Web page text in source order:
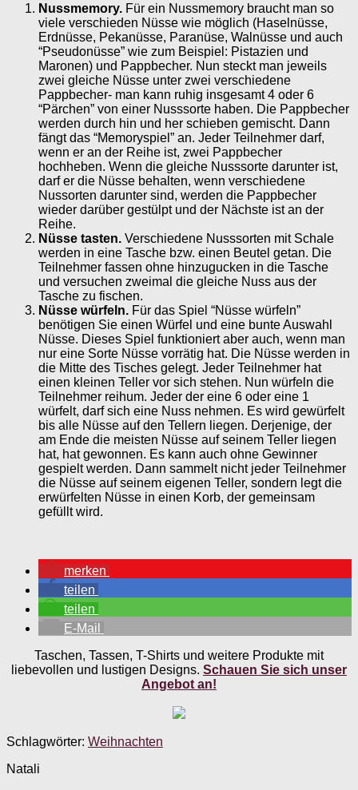
Nussmemory. Für ein Nussmemory braucht man so
viele verschieden Nüsse wie möglich (Haselnüsse,
Erdnüsse, Pekanüsse, Paranüse, Walnüsse und auch
“Pseudonüsse” wie zum Beispiel: Pistazien und
Maronen) und Pappbecher. Nun steckt man jeweils
zwei gleiche Nüsse unter zwei verschiedene
Pappbecher- man kann ruhig insgesamt 4 oder 6
“Pärchen” von einer Nusssorte haben. Die Pappbecher
werden durch hin und her schieben gemischt. Dann
fängt das “Memoryspiel” an. Jeder Teilnehmer darf,
wenn er an der Reihe ist, zwei Pappbecher
hochheben. Wenn die gleiche Nusssorte darunter ist,
darf er die Nüsse behalten, wenn verschiedene
Nussorten darunter sind, werden die Pappbecher
wieder darüber gestülpt und der Nächste ist an der
Reihe.
Nüsse tasten. Verschiedene Nusssorten mit Schale
werden in eine Tasche bzw. einen Beutel getan. Die
Teilnehmer fassen ohne hinzugucken in die Tasche
und versuchen zweimal die gleiche Nuss aus der
Tasche zu fischen.
Nüsse würfeln. Für das Spiel “Nüsse würfeln”
benötigen Sie einen Würfel und eine bunte Auswahl
Nüsse. Dieses Spiel funktioniert aber auch, wenn man
nur eine Sorte Nüsse vorrätig hat. Die Nüsse werden in
die Mitte des Tisches gelegt. Jeder Teilnehmer hat
einen kleinen Teller vor sich stehen. Nun würfeln die
Teilnehmer reihum. Jeder der eine 6 oder eine 1
würfelt, darf sich eine Nuss nehmen. Es wird gewürfelt
bis alle Nüsse auf den Tellern liegen. Derjenige, der
am Ende die meisten Nüsse auf seinem Teller liegen
hat, hat gewonnen. Es kann auch ohne Gewinner
gespielt werden. Dann sammelt nicht jeder Teilnehmer
die Nüsse auf seinem eigenen Teller, sondern legt die
erwürfelten Nüsse in einen Korb, der gemeinsam
gefüllt wird.
merken
teilen
teilen
E-Mail
Taschen, Tassen, T-Shirts und weitere Produkte mit
liebevollen und lustigen Designs. Schauen Sie sich unser
Angebot an!
Schlagwörter: Weihnachten
Natali